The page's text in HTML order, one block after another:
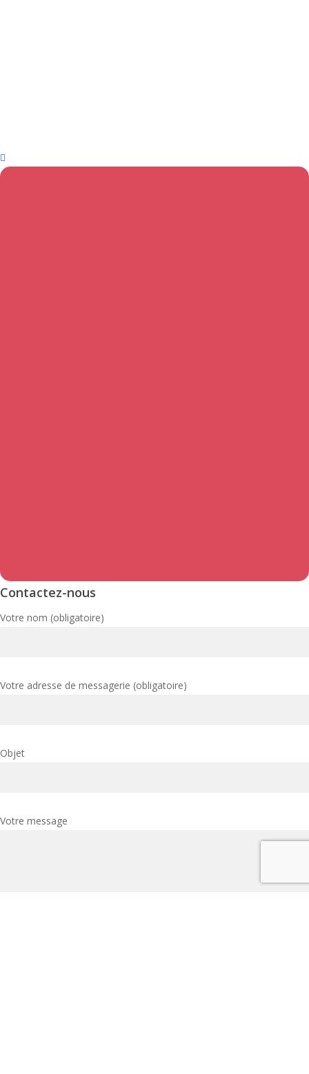
Contactez-nous
Votre nom (obligatoire)
Votre adresse de messagerie (obligatoire)
Objet
Votre message